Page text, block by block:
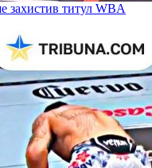
захистив титул WBA